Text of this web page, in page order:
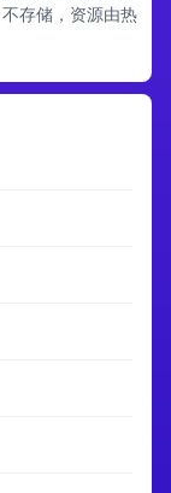
存储，资源由热